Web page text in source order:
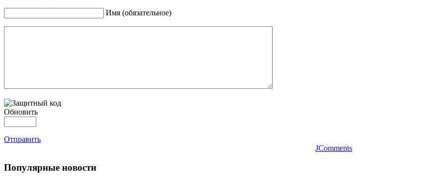
Имя (обязательное)
Обновить
Отправить
JComments
Популярные новости